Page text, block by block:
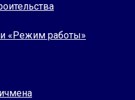
«Режим работы»